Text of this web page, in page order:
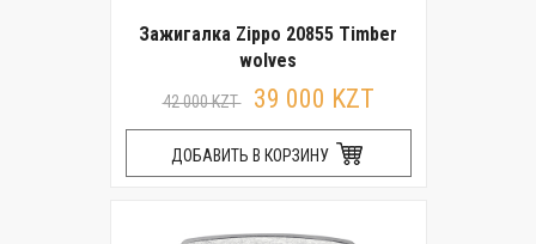
Зажигалка Zippo 20855 Timber
wolves
42 000 KZT 39 000 KZT
ДОБАВИТЬ В КОРЗИНУ